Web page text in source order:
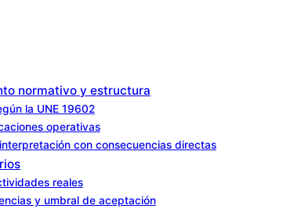
normativo y estructura
la UNE 19602
operativas
con consecuencias directas
reales
y umbral de aceptación